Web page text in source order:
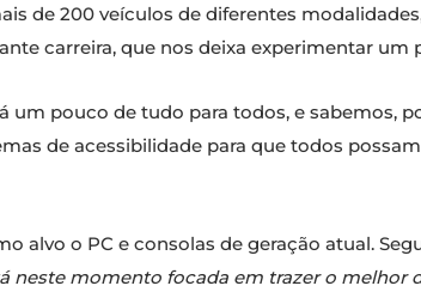
de 200 veículos de diferentes
carreira, que nos deixa experimentar um
um pouco de tudo para todos, e sabemos,
de acessibilidade para que todos
alvo o PC e consolas de geração atual.
neste momento focada em trazer o melhor